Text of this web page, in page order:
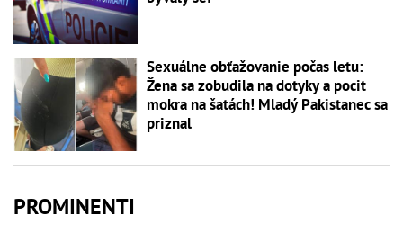
Sexuálne obťažovanie počas letu:
Žena sa zobudila na dotyky a pocit
mokra na šatách! Mladý Pakistanec sa
priznal
PROMINENTI